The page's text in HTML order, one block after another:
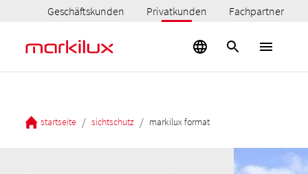
Geschäftskunden Privatkunden Fachpartner
startseite / sichtschutz / markilux format